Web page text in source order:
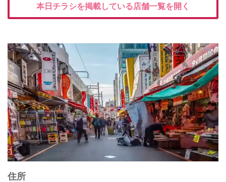
本日チラシを掲載している店舗一覧を開く
住所